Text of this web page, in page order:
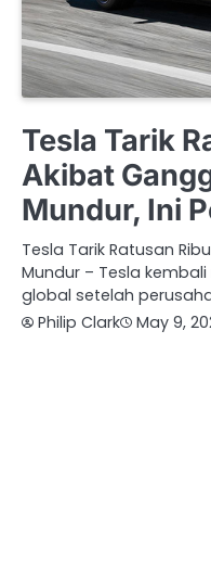
Tesla Tarik
Akibat
Mundur, Ini
Tesla Tarik Ratusan
Mundur – Tesla
global setelah
Philip Clark
May 9,